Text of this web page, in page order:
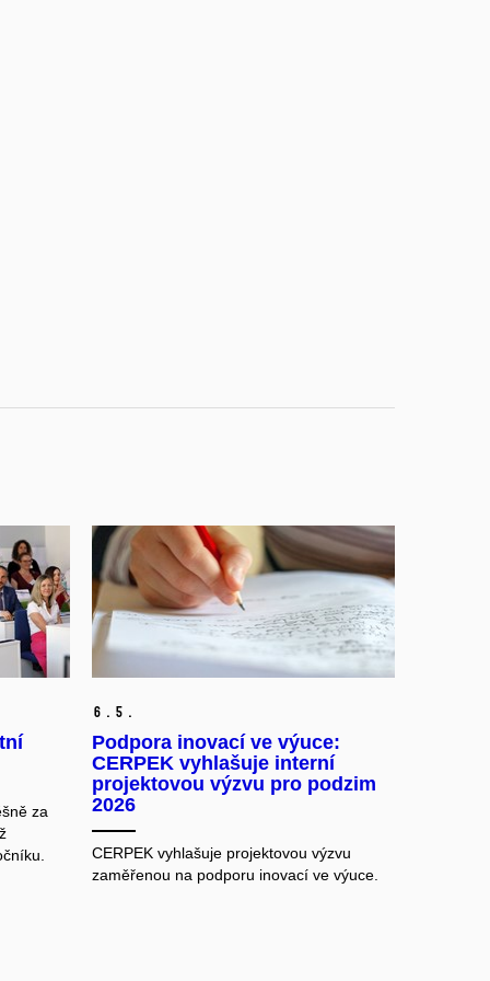
za
6. 5.
Podpora inovací ve výuce:
CERPEK vyhlašuje interní
projektovou výzvu pro podzim
2026
CERPEK vyhlašuje projektovou výzvu
zaměřenou na podporu inovací ve výuce.